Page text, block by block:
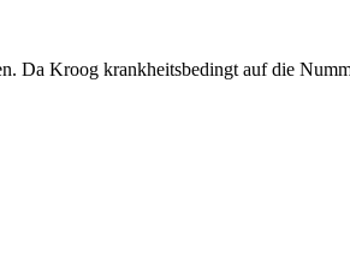
Da Kroog krankheitsbedingt auf die